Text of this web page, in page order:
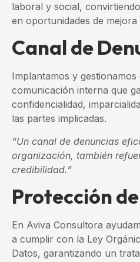
laboral y social,
en oportunidades de
Canal de
Implantamos y
comunicación interna que
confidencialidad,
las partes implicadas.
“Un canal de denuncias
organización, también
credibilidad.”
Protección
En Aviva Consultora
a cumplir con la Ley
Datos, garantizando un